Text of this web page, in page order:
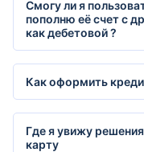
Смогу ли я
пополню её счет с
как дебетовой ?
Как оформить
Где я увижу
карту